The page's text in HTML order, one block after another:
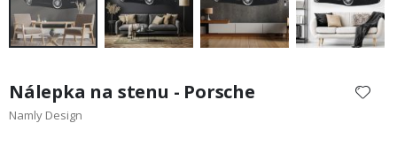
začiatok
galérie
Nálepka na stenu - Porsche
Namly Design